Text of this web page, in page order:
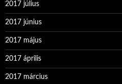
2017 július
2017 június
2017 május
2017 április
2017 március